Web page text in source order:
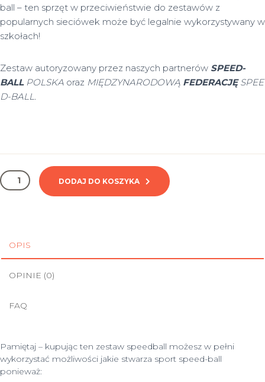
ball – ten sprzęt w przeciwieństwie do zestawów z
popularnych sieciówek może być legalnie wykorzystywany w
szkołach!
Zestaw autoryzowany przez naszych partnerów SPEED-
BALL POLSKA oraz MIĘDZYNARODOWĄ FEDERACJĘ SPEE
D-BALL.
ilość
Zestaw
DODAJ DO KOSZYKA
OPIS
OPINIE (0)
FAQ
Pamiętaj – kupując ten zestaw speedball możesz w pełni
wykorzystać możliwości jakie stwarza sport speed-ball
ponieważ: